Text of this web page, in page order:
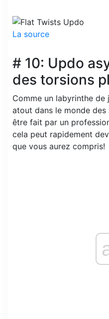
La source
# 10: Updo
des torsions
Comme un labyrinthe
atout dans le monde
être fait par un
cela peut rapidement
que vous aurez compris!